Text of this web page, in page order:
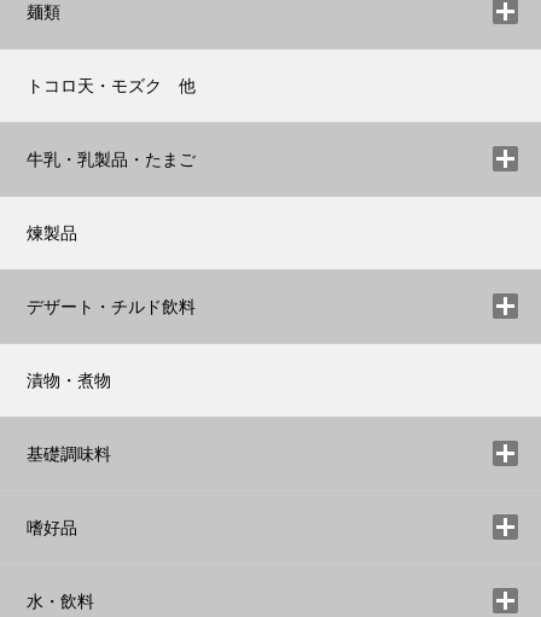
麺類
トコロ天・モズク 他
牛乳・乳製品・たまご
煉製品
デザート・チルド飲料
漬物・煮物
基礎調味料
嗜好品
水・飲料